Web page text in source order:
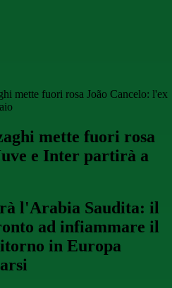
mette fuori rosa João Cancelo: l'ex
mette fuori rosa
e Inter partirà a
l'Arabia Saudita: il
ad infiammare il
in Europa